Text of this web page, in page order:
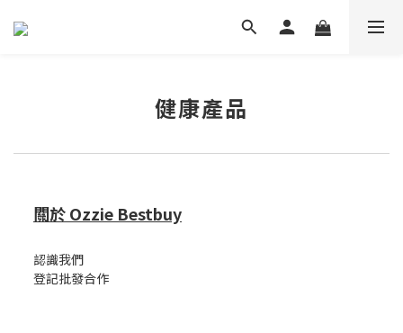
健康產品
關於 Ozzie Bestbuy
認識我們
登記批發合作